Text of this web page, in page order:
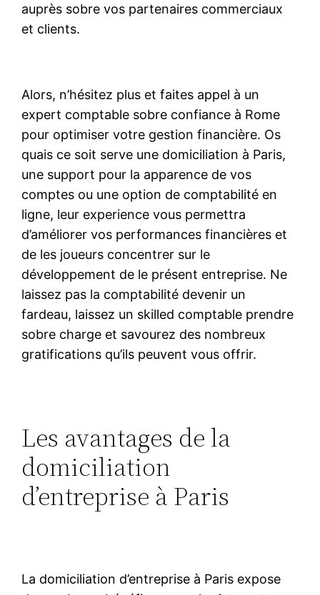
auprès sobre vos partenaires commerciaux
et clients.
Alors, n’hésitez plus et faites appel à un
expert comptable sobre confiance à Rome
pour optimiser votre gestion financière. Os
quais ce soit serve une domiciliation à Paris,
une support pour la apparence de vos
comptes ou une option de comptabilité en
ligne, leur experience vous permettra
d’améliorer vos performances financières et
de les joueurs concentrer sur le
développement de le présent entreprise. Ne
laissez pas la comptabilité devenir un
fardeau, laissez un skilled comptable prendre
sobre charge et savourez des nombreux
gratifications qu’ils peuvent vous offrir.
Les avantages de la
domiciliation
d’entreprise à Paris
La domiciliation d’entreprise à Paris expose